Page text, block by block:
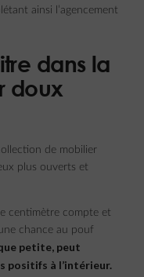
ainsi l’agencement
dans la
doux
de mobilier
plus ouverts et
centimètre compte et
chance au pouf
petite, peut
positifs à l’intérieur.